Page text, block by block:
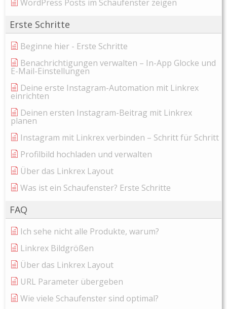
WordPress Posts im Schaufenster zeigen
Erste Schritte
Beginne hier - Erste Schritte
Benachrichtigungen verwalten – In-App Glocke und
E-Mail-Einstellungen
Deine erste Instagram-Automation mit Linkrex
einrichten
Deinen ersten Instagram-Beitrag mit Linkrex
planen
Instagram mit Linkrex verbinden – Schritt für Schritt
Profilbild hochladen und verwalten
Über das Linkrex Layout
Was ist ein Schaufenster? Erste Schritte
FAQ
Ich sehe nicht alle Produkte, warum?
Linkrex Bildgrößen
Über das Linkrex Layout
URL Parameter übergeben
Wie viele Schaufenster sind optimal?